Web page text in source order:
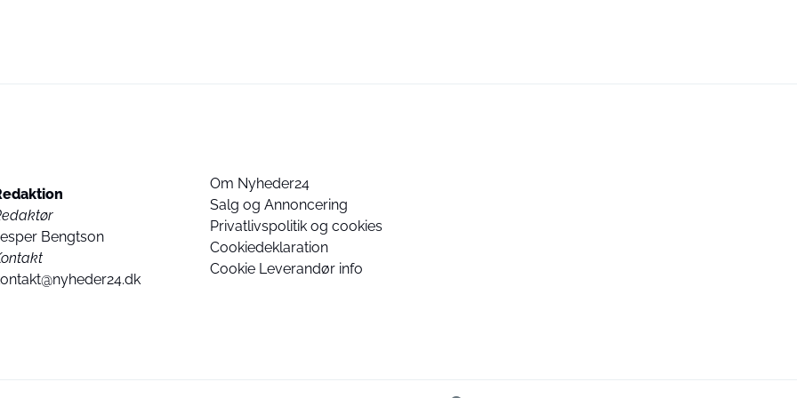
Bengtson
Om Nyheder24
Salg og Annoncering
Privatlivspolitik og cookies
Cookiedeklaration
Cookie Leverandør info